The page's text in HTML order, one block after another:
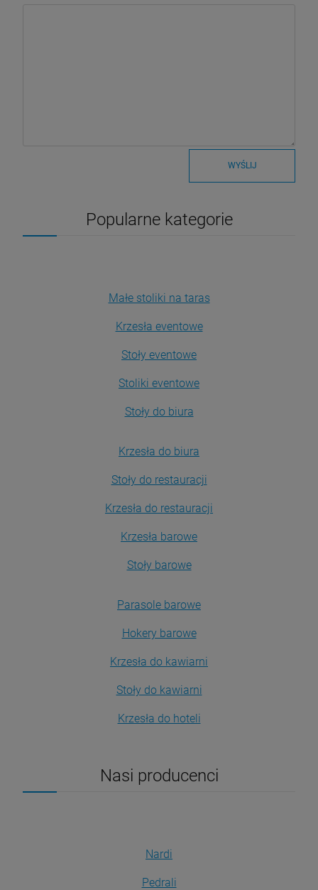
WYŚLIJ
Popularne kategorie
Małe stoliki na taras
Krzesła eventowe
Stoły eventowe
Stoliki eventowe
Stoły do biura
Krzesła do biura
Stoły do restauracji
Krzesła do restauracji
Krzesła barowe
Stoły barowe
Parasole barowe
Hokery barowe
Krzesła do kawiarni
Stoły do kawiarni
Krzesła do hoteli
Nasi producenci
Nardi
Pedrali